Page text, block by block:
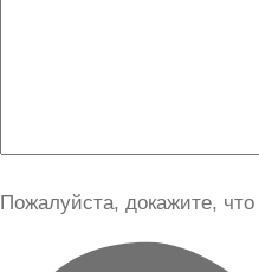
Пожалуйста, докажите,